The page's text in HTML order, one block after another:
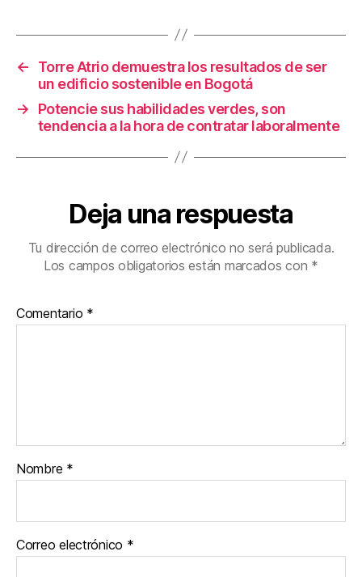
o
o
k
tir
←
Torre Atrio demuestra los resultados de ser
un edificio sostenible en Bogotá
→
Potencie sus habilidades verdes, son
tendencia a la hora de contratar laboralmente
Deja una respuesta
Tu dirección de correo electrónico no será publicada.
Los campos obligatorios están marcados con *
Comentario *
Nombre *
Correo electrónico *